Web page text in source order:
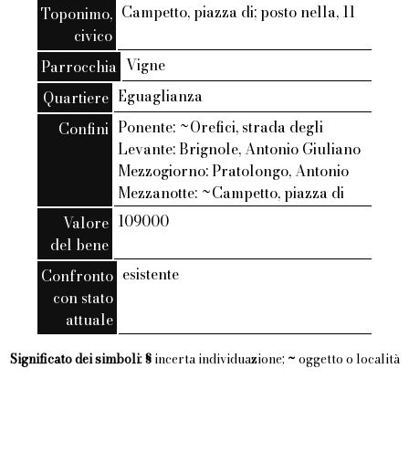
Toponimo,
civico
Campetto, piazza di; posto nella, 11
Parrocchia Vigne
Quartiere Eguaglianza
Confini Ponente: ~Orefici, strada degli
Levante: Brignole, Antonio Giuliano
Mezzogiorno: Pratolongo, Antonio
Mezzanotte: ~Campetto, piazza di
Valore
del bene
109000
Confronto
con stato
attuale
esistente
Significato dei simboli: §incerta individuazione; ~ oggetto o località